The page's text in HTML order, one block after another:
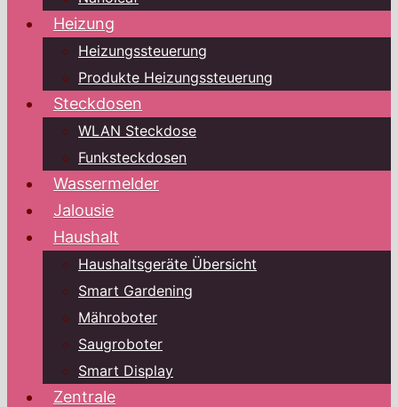
Heizung
Heizungssteuerung
Produkte Heizungssteuerung
Steckdosen
WLAN Steckdose
Funksteckdosen
Wassermelder
Jalousie
Haushalt
Haushaltsgeräte Übersicht
Smart Gardening
Mähroboter
Saugroboter
Smart Display
Zentrale